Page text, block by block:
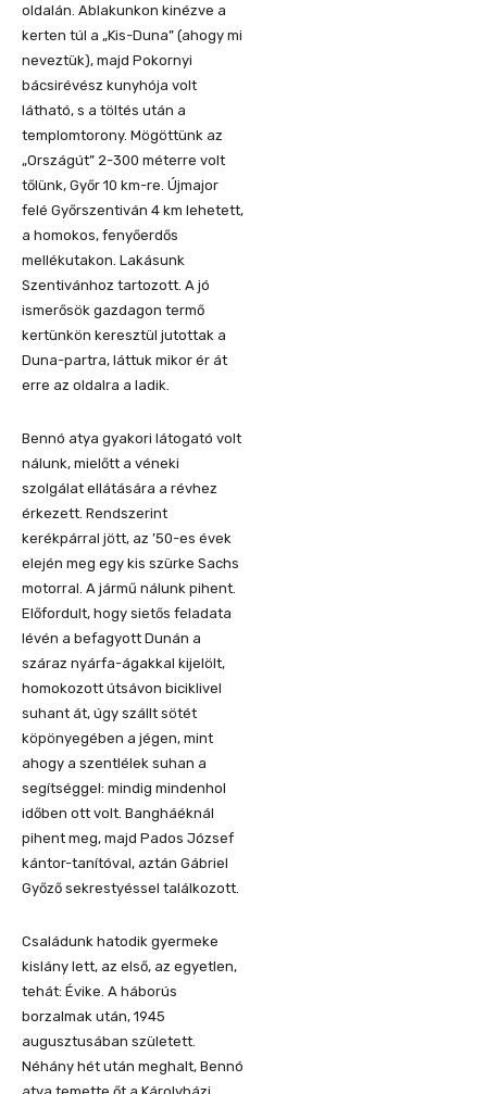
oldalán. Ablakunkon kinézve a
kerten túl a „Kis-Duna” (ahogy mi
neveztük), majd Pokornyi
bácsirévész kunyhója volt
látható, s a töltés után a
templomtorony. Mögöttünk az
„Országút” 2-300 méterre volt
tőlünk, Győr 10 km-re. Újmajor
felé Győrszentiván 4 km lehetett,
a homokos, fenyőerdős
mellékutakon. Lakásunk
Szentivánhoz tartozott. A jó
ismerősök gazdagon termő
kertünkön keresztül jutottak a
Duna-partra, láttuk mikor ér át
erre az oldalra a ladik.
Bennó atya gyakori látogató volt
nálunk, mielőtt a véneki
szolgálat ellátására a révhez
érkezett . Rendszerint
kerékpárral jött, az ’50-es évek
elején meg egy kis szürke Sachs
motorral. A jármű nálunk pihent.
Előfordult, hogy sietős feladata
lévén a befagyott Dunán a
száraz nyárfa-ágakkal kijelölt,
homokozott útsávon biciklivel
suhant át, úgy szállt sötét
köpönyegében a jégen, mint
ahogy a szentlélek suhan a
segítséggel: mindig mindenhol
időben ott volt. Bangháéknál
pihent meg, majd Pados József
kántor-tanítóval, aztán Gábriel
Győző sekrestyéssel találkozott.
Családunk hatodik gyermeke
kislány lett, az első, az egyetlen,
tehát: Évike. A háborús
borzalmak után, 1945
augusztusában született.
Néhány hét után meghalt, Bennó